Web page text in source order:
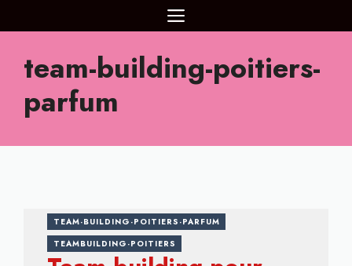
au
MENU
team-building-poitiers-
parfum
TEAM-BUILDING-POITIERS-PARFUM
TEAMBUILDING-POITIERS